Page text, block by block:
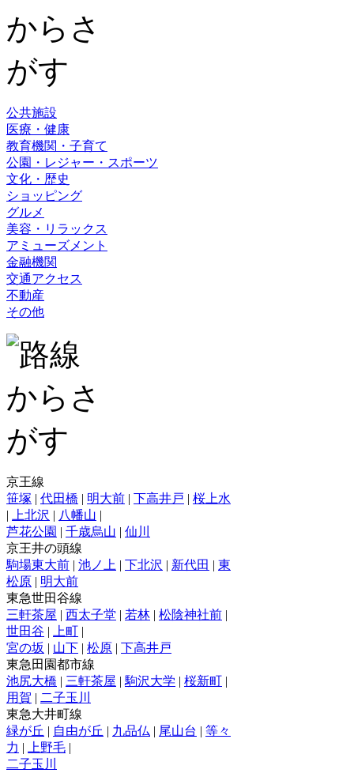
公共施設
医療・健康
教育機関・子育て
公園・レジャー・スポーツ
文化・歴史
ショッピング
グルメ
美容・リラックス
アミューズメント
金融機関
交通アクセス
不動産
その他
京王線
笹塚 | 代田橋 | 明大前 | 下高井戸 | 桜上水
|
上北沢 | 八幡山 |
芦花公園 | 千歳烏山 | 仙川
京王井の頭線
駒場東大前 | 池ノ上 | 下北沢 | 新代田 | 東
松原 | 明大前
東急世田谷線
三軒茶屋 | 西太子堂 | 若林 | 松陰神社前 |
世田谷 | 上町 |
宮の坂 | 山下 | 松原 | 下高井戸
東急田園都市線
池尻大橋 | 三軒茶屋 | 駒沢大学 | 桜新町 |
用賀 | 二子玉川
東急大井町線
緑が丘 | 自由が丘 | 九品仏 | 尾山台 | 等々
力 | 上野毛 |
二子玉川